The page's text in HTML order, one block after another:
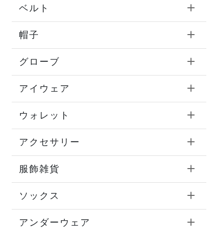
ベルト
帽子
グローブ
アイウェア
ウォレット
アクセサリー
服飾雑貨
ソックス
アンダーウェア